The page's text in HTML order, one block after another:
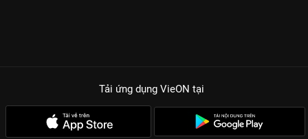
Tải ứng dụng VieON tại